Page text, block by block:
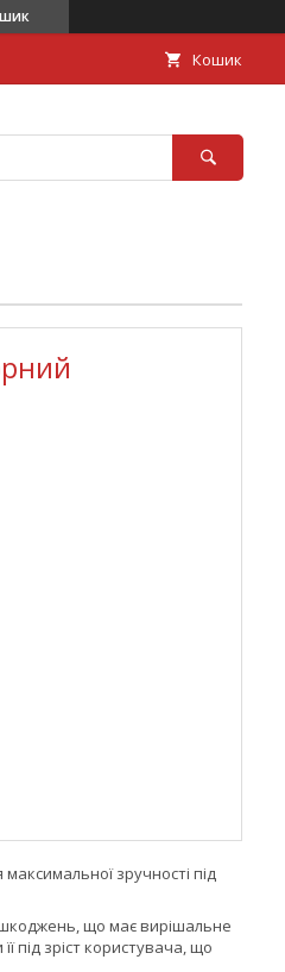
Кошик
зручності під
що має вирішальне
під зріст користувача, що